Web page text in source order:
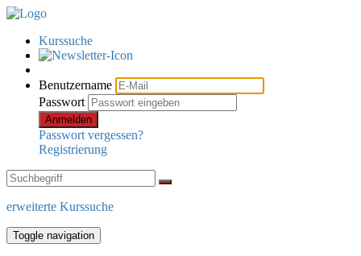
Kurssuche
Benutzername
Passwort
Anmelden
Passwort vergessen?
Registrierung
erweiterte Kurssuche
Toggle navigation